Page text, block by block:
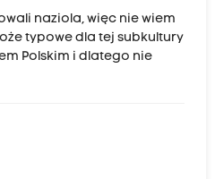
naziola, więc nie wiem
typowe dla tej subkultury
Polskim i dlatego nie